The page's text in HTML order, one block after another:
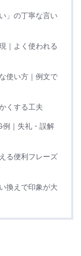
」の丁寧な言い
｜よく使われる
使い方｜例文で
くする工夫
例｜失礼・誤解
る便利フレーズ
換えで印象が大